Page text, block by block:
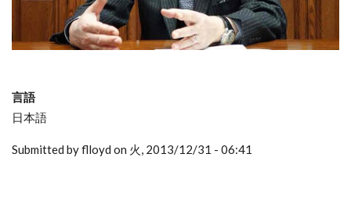
言語
日本語
Submitted by flloyd on 火, 2013/12/31 - 06:41